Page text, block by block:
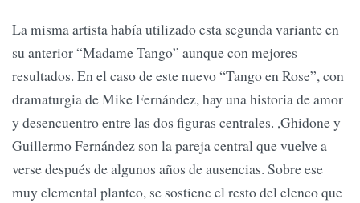
La misma artista había utilizado esta segunda variante en
su anterior “Madame Tango” aunque con mejores
resultados. En el caso de este nuevo “Tango en Rose”, con
dramaturgia de Mike Fernández, hay una historia de amor
y desencuentro entre las dos figuras centrales. ,Ghidone y
Guillermo Fernández son la pareja central que vuelve a
verse después de algunos años de ausencias. Sobre ese
muy elemental planteo, se sostiene el resto del elenco que